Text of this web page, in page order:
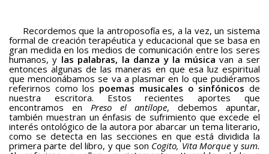
Recordemos que la antroposofía es, a la vez, un sistema
formal de creación terapéutica y educacional que se basa en
gran medida en los medios de comunicación entre los seres
humanos, y las palabras, la danza y la música van a ser
entonces algunas de las maneras en que esa luz espiritual
que mencionábamos se va a plasmar en lo que pudiéramos
referirnos como los poemas musicales o sinfónicosde
nuestra escritora. Estos recientes aportes que
encontramos en Preso el antílope, debemos apuntar,
también muestran un énfasis de sufrimiento que excede el
interés ontológico de la autora por abarcar un tema literario,
como se detecta en las secciones en que está dividida la
primera parte del libro, y que son Cogito,Vita Morque ysum.